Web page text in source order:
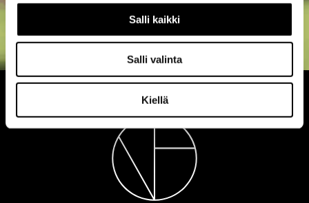
Salli kaikki
Salli valinta
Kiellä